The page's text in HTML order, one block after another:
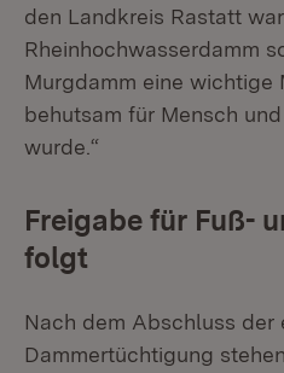
den Landkreis Rastatt
Rheinhochwasserdamm
Murgdamm eine wichtige
behutsam für Mensch
wurde.“
Freigabe für Fuß-
folgt
Nach dem Abschluss der
Dammertüchtigung